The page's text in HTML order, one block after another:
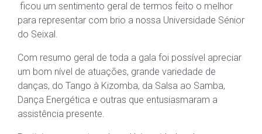
ficou um sentimento geral de termos feito o melhor
para representar com brio a nossa Universidade Sénior
do Seixal.
Com resumo geral de toda a gala foi possível apreciar
um bom nível de atuações, grande variedade de
danças, do Tango à Kizomba, da Salsa ao Samba,
Dança Energética e outras que entusiasmaram a
assistência presente.